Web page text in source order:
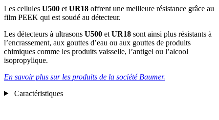
Les cellules U500 et UR18 offrent une meilleure résistance grâce au
film PEEK qui est soudé au détecteur.
Les détecteurs à ultrasons U500 et UR18 sont ainsi plus résistants à
l’encrassement, aux gouttes d’eau ou aux gouttes de produits
chimiques comme les produits vaisselle, l’antigel ou l’alcool
isopropylique.
En savoir plus sur les produits de la société Baumer.
Caractéristiques